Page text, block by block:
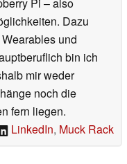
Dazu
und
bin ich
mir weder
noch die
fern liegen.
LinkedIn, Muck Rack